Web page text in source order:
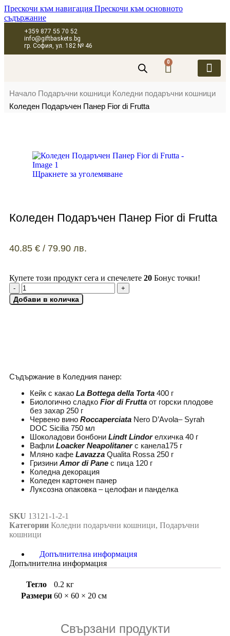
Прескочи към навигация Прескочи към основното
съдържание
+359 877 55 70 52
info@giftbaskets.bg
гр. София, ул. 182 № 46
0
Начало Подаръчни кошници Коледни подаръчни кошници
Коледен Подаръчен Панер Fior di Frutta
Щракнете за уголемяване
Коледен Подаръчен Панер Fior di Frutta
40.85 € / 79.90 лв.
Купете този продукт сега и спечелете 20 Бонус точки!
Добави в количка
Съдържание в Коледния панер:
Кейк с какао La Bottega della Torta 400 г
Биологично сладко Fior di Frutta от горски плодове
без захар 250 г
Червено вино Roccaperciata Nero D’Avola– Syrah
DOC Sicilia 750 мл
Шоколадови бонбони Lindt Lindor елхичка 40 г
Вафли Loacker Neapolitanerс канела175 г
Mляно кафе Lavazza Qualita Rossa 250 г
Гризини Amor di Pane с пица 120 г
Коледна декорация
Коледен картонен панер
Луксозна опаковка – целофан и панделка
SKU 13121-1-2-1
Категории Коледни подаръчни кошници, Подаръчни
кошници
Допълнителна информация
Допълнителна информация
Тегло
0.2 кг
Размери 60 × 60 × 20 см
Свързани продукти